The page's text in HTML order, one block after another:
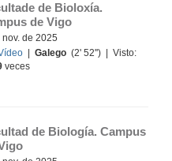
de Bioloxía.
de Vigo
nov. de 2025
|Galego (2' 52'') | Visto:
veces
de Biología. Campus